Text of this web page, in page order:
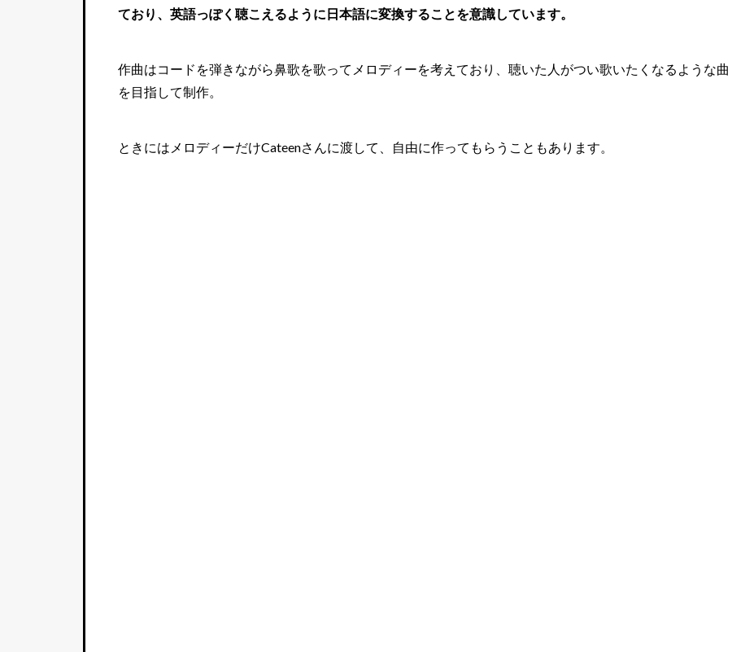
ており、英語っぽく聴こえるように日本語に変換することを意識しています。
作曲はコードを弾きながら鼻歌を歌ってメロディーを考えており、聴いた人がつい歌いたくなるような曲
を目指して制作。
ときにはメロディーだけCateenさんに渡して、自由に作ってもらうこともあります。